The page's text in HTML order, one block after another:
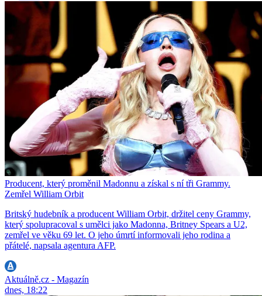
Producent, který proměnil Madonnu a získal s ní tři Grammy.
Zemřel William Orbit
Britský hudebník a producent William Orbit, držitel ceny Grammy,
který spolupracoval s umělci jako Madonna, Britney Spears a U2,
zemřel ve věku 69 let. O jeho úmrtí informovali jeho rodina a
přátelé, napsala agentura AFP.
Aktuálně.cz - Magazín
dnes, 18:22